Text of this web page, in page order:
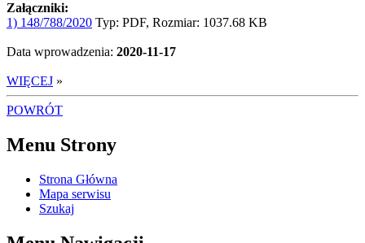
Załączniki:
1) 148/788/2020 Typ: PDF, Rozmiar: 1037.68 KB
Data wprowadzenia: 2020-11-17
WIĘCEJ »
POWRÓT
Menu Strony
Strona Główna
Mapa serwisu
Szukaj